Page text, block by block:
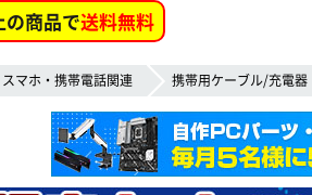
商品で送料無料
スマホ・携帯電話関連 携帯用ケーブル/充電器